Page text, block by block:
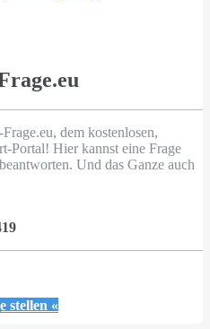
dem kostenlosen,
Portal! Hier kannst eine Frage
Und das Ganze auch
stellen «